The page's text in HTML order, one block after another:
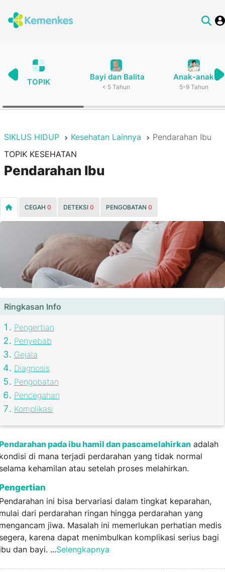
TOPIK
Bayi dan Balita
< 5 Tahun
Anak-anak
5-9 Tahun
SIKLUS HIDUP Kesehatan Lainnya
Pendarahan Ibu
TOPIK KESEHATAN
Pendarahan Ibu
CEGAH 0 DETEKSI 0 PENGOBATAN 0
Ringkasan Info
Pengertian
Penyebab
Gejala
Diagnosis
Pengobatan
Pencegahan
Komplikasi
pada ibu hamil dan pascamelahirkanadalah
di mana terjadi perdarahan yang tidak normal
kehamilan atau setelah proses melahirkan.
ini bisa bervariasi dalam tingkat keparahan,
dari perdarahan ringan hingga perdarahan yang
jiwa. Masalah ini memerlukan perhatian medis
karena dapat menimbulkan komplikasi serius bagi
dan bayi. ...Selengkapnya